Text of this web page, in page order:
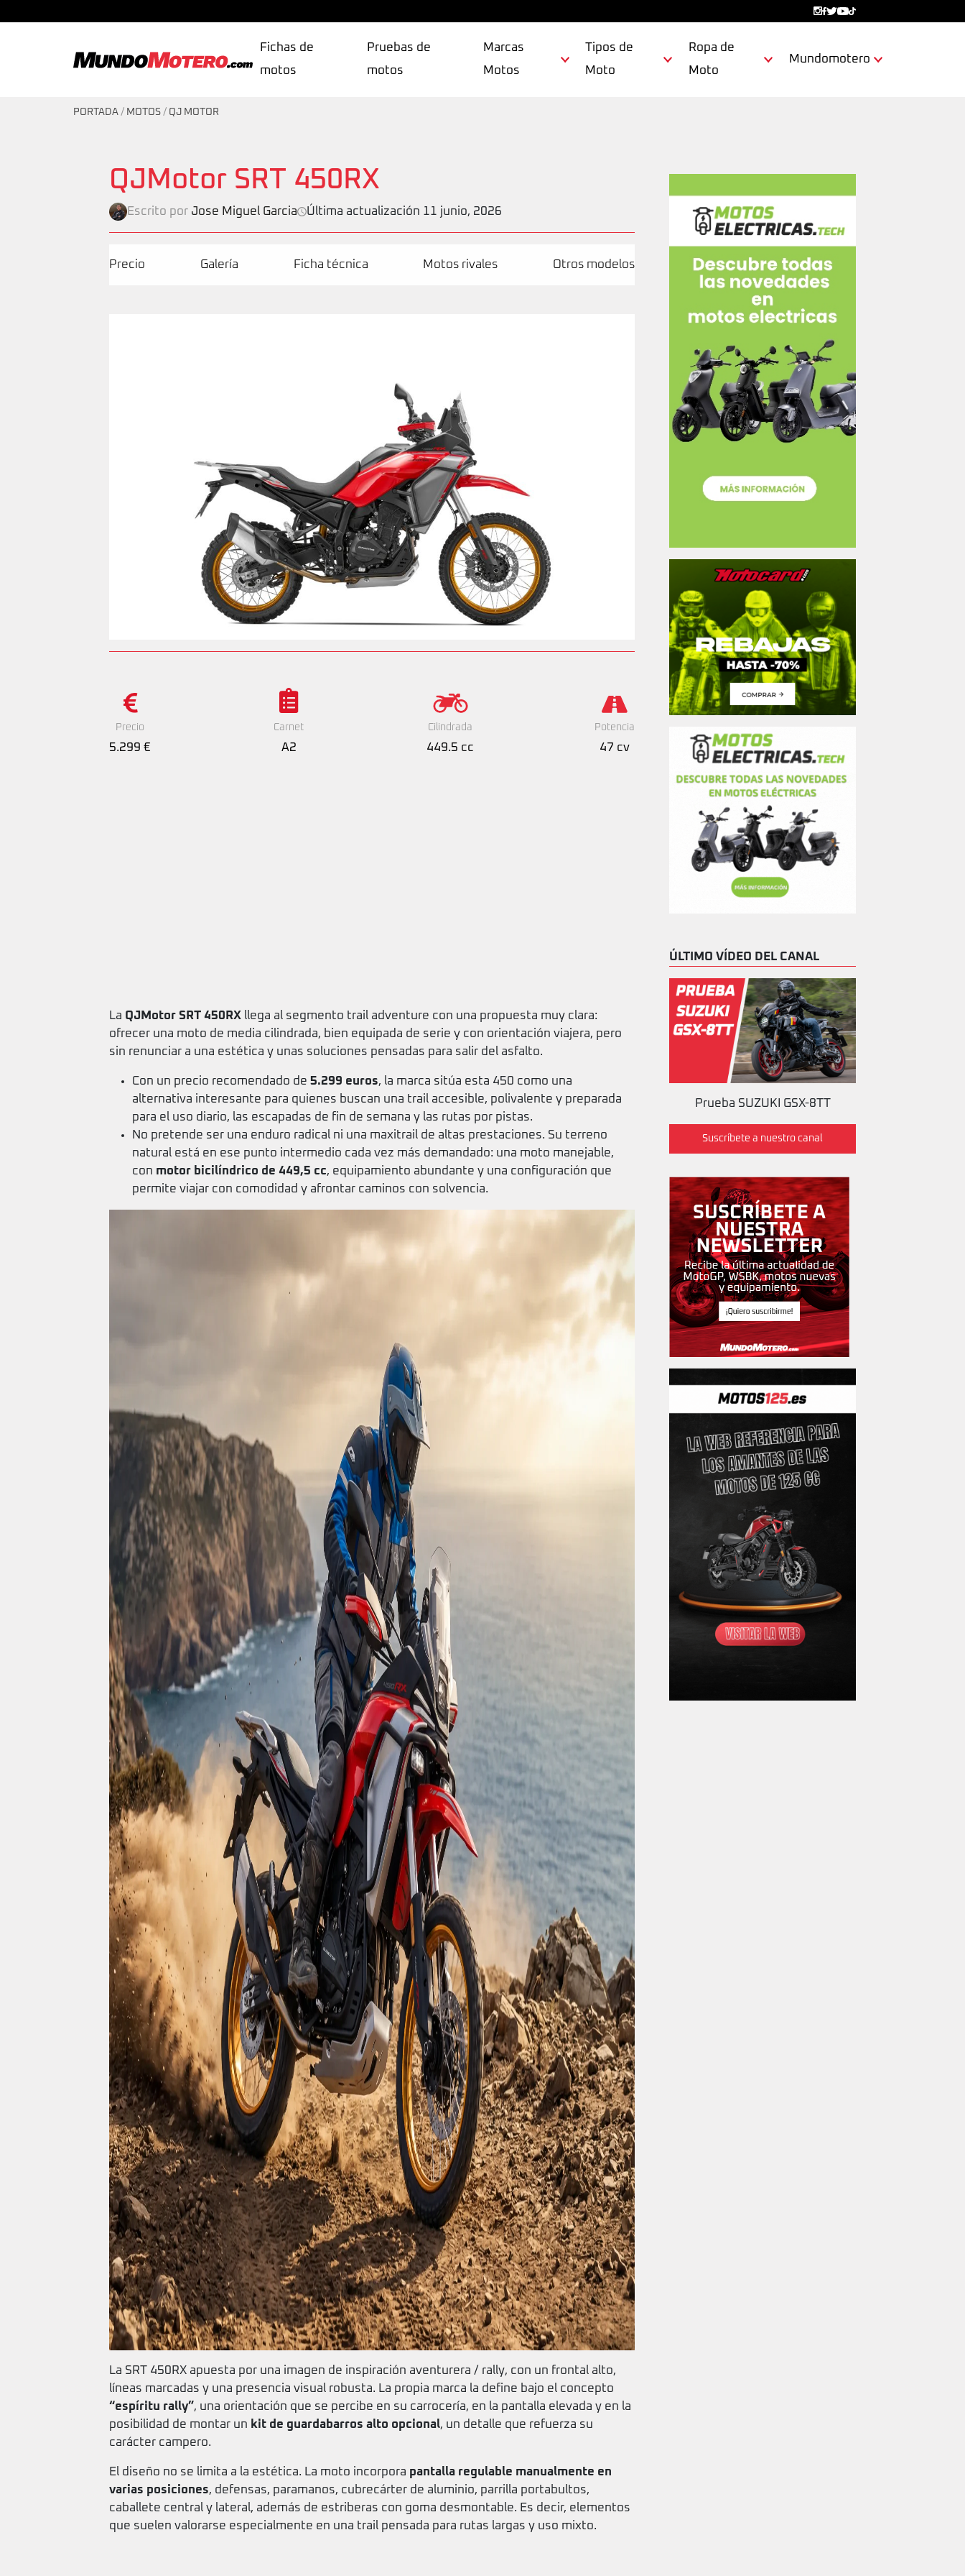
Fichas de
motos
Pruebas de
motos
Marcas
Motos
Tipos de
Moto
Ropa de
Moto
Mundomotero
PORTADA / MOTOS / QJ MOTOR
QJMotor SRT 450RX
Escrito por Jose Miguel Garcia Última actualización 11 junio, 2026
Precio Galería Ficha técnica Motos rivales Otros modelos
Precio
5.299 €
Carnet
A2
Cilindrada
449.5 cc
Potencia
47 cv
La QJMotor SRT 450RX llega al segmento trail adventure con una propuesta muy clara:
ofrecer una moto de media cilindrada, bien equipada de serie y con orientación viajera, pero
sin renunciar a una estética y unas soluciones pensadas para salir del asfalto.
Con un precio recomendado de 5.299 euros, la marca sitúa esta 450 como una
alternativa interesante para quienes buscan una trail accesible, polivalente y preparada
para el uso diario, las escapadas de fin de semana y las rutas por pistas.
No pretende ser una enduro radical ni una maxitrail de altas prestaciones. Su terreno
natural está en ese punto intermedio cada vez más demandado: una moto manejable,
con motor bicilíndrico de 449,5 cc, equipamiento abundante y una configuración que
permite viajar con comodidad y afrontar caminos con solvencia.
La SRT 450RX apuesta por una imagen de inspiración aventurera / rally, con un frontal alto,
líneas marcadas y una presencia visual robusta. La propia marca la define bajo el concepto
“espíritu rally”, una orientación que se percibe en su carrocería, en la pantalla elevada y en la
posibilidad de montar un kit de guardabarros alto opcional, un detalle que refuerza su
carácter campero.
El diseño no se limita a la estética. La moto incorpora pantalla regulable manualmente en
varias posiciones, defensas, paramanos, cubrecárter de aluminio, parrilla portabultos,
caballete central y lateral, además de estriberas con goma desmontable. Es decir, elementos
que suelen valorarse especialmente en una trail pensada para rutas largas y uso mixto.
ÚLTIMO VÍDEO DEL CANAL
Prueba SUZUKI GSX-8TT
Suscríbete a nuestro canal